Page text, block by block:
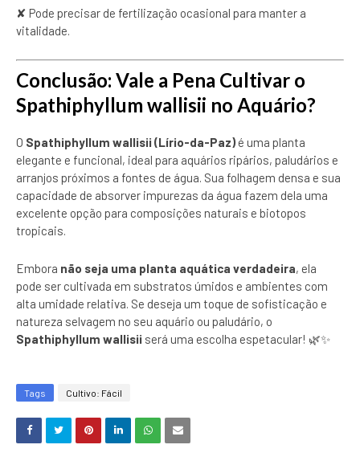
✘ Pode precisar de fertilização ocasional para manter a
vitalidade.
Conclusão: Vale a Pena Cultivar o
Spathiphyllum wallisii no Aquário?
O Spathiphyllum wallisii (Lírio-da-Paz)é uma planta
elegante e funcional, ideal para aquários ripários, paludários e
arranjos próximos a fontes de água. Sua folhagem densa e sua
capacidade de absorver impurezas da água fazem dela uma
excelente opção para composições naturais e biotopos
tropicais.
Embora não seja uma planta aquática verdadeira, ela
pode ser cultivada em substratos úmidos e ambientes com
alta umidade relativa. Se deseja um toque de sofisticação e
natureza selvagem no seu aquário ou paludário, o
Spathiphyllum wallisii será uma escolha espetacular! 🌿✨
Tags Cultivo: Fácil